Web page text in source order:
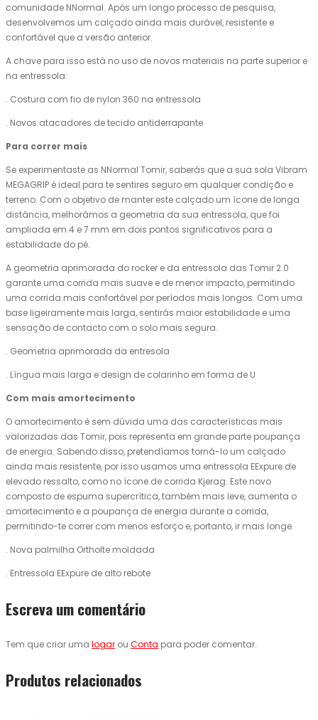
comunidade NNormal. Após um longo processo de pesquisa,
desenvolvemos um calçado ainda mais durável, resistente e
confortável que a versão anterior.
A chave para isso está no uso de novos materiais na parte superior e
na entressola:
. Costura com fio de nylon 360 na entressola
. Novos atacadores de tecido antiderrapante
Para correr mais
Se experimentaste as NNormal Tomir, saberás que a sua sola Vibram
MEGAGRIP é ideal para te sentires seguro em qualquer condição e
terreno. Com o objetivo de manter este calçado um ícone de longa
distância, melhorámos a geometria da sua entressola, que foi
ampliada em 4 e 7 mm em dois pontos significativos para a
estabilidade do pé.
A geometria aprimorada do rocker e da entressola das Tomir 2.0
garante uma corrida mais suave e de menor impacto, permitindo
uma corrida mais confortável por períodos mais longos. Com uma
base ligeiramente mais larga, sentirás maior estabilidade e uma
sensação de contacto com o solo mais segura.
. Geometria aprimorada da entresola
. Língua mais larga e design de colarinho em forma de U
Com mais amortecimento
O amortecimento é sem dúvida uma das características mais
valorizadas das Tomir, pois representa em grande parte poupança
de energia. Sabendo disso, pretendíamos torná-lo um calçado
ainda mais resistente, por isso usamos uma entressola EExpure de
elevado ressalto, como no ícone de corrida Kjerag. Este novo
composto de espuma supercrítica, também mais leve, aumenta o
amortecimento e a poupança de energia durante a corrida,
permitindo-te correr com menos esforço e, portanto, ir mais longe.
. Nova palmilha Ortholte moldada
. Entressola EExpure de alto rebote
Escreva um comentário
Tem que criar uma logar ou Conta para poder comentar.
Produtos relacionados